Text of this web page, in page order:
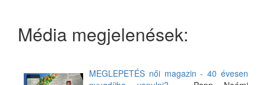
Média megjelenések:
MEGLEPETÉS női magazin - 40 évesen